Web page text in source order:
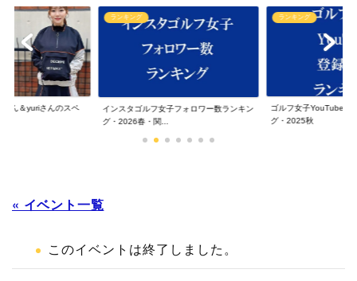
ん＆yuriさんのスペ
ランキング
インスタゴルフ女子フォロワー数ランキン
グ・2026春・関...
ランキング
ゴルフ女子YouTube登
グ・2025秋
« イベント一覧
このイベントは終了しました。